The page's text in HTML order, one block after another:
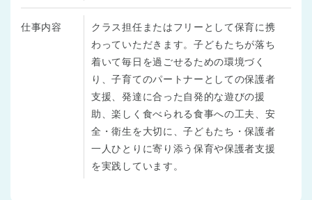
仕事内容
クラス担任またはフリーとして保育に携
わっていただきます。子どもたちが落ち
着いて毎日を過ごせるための環境づく
り、子育てのパートナーとしての保護者
支援、発達に合った自発的な遊びの援
助、楽しく食べられる食事への工夫、安
全・衛生を大切に、子どもたち・保護者
一人ひとりに寄り添う保育や保護者支援
を実践しています。